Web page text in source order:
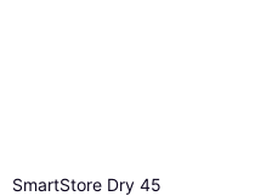
SmartStore Dry 45